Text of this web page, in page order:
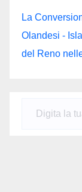
La
Olandesi -
del Reno